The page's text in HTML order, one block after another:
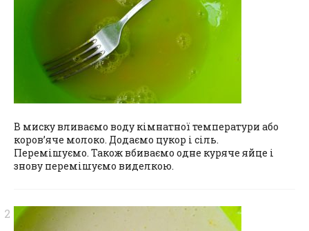
В миску вливаємо воду кімнатної температури або
коров’яче молоко. Додаємо цукор і сіль.
Перемішуємо. Також вбиваємо одне куряче яйце і
знову перемішуємо виделкою.